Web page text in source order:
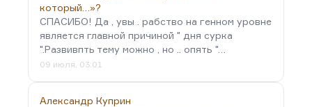
который…»?
СПАСИБО! Да , увы . рабство на генном уровне
является главной причиной " дня сурка
".Развивпть тему можно , но .. опять "…
09 июля, 03:01
Александр Куприн